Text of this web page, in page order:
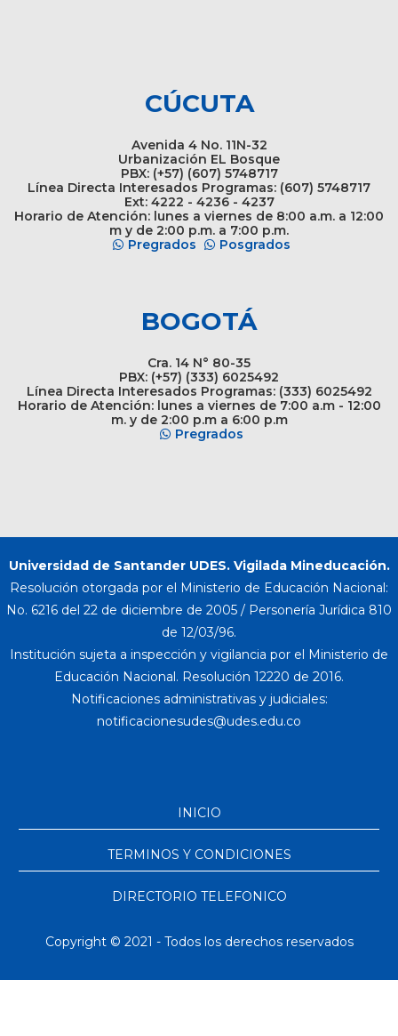
CÚCUTA
Avenida 4 No. 11N-32
Urbanización EL Bosque
PBX: (+57) (607) 5748717
Línea Directa Interesados Programas: (607) 5748717
Ext: 4222 - 4236 - 4237
Horario de Atención: lunes a viernes de 8:00 a.m. a 12:00
m y de 2:00 p.m. a 7:00 p.m.
Pregrados
Posgrados
BOGOTÁ
Cra. 14 N° 80-35
PBX: (+57) (333) 6025492
Línea Directa Interesados Programas: (333) 6025492
Horario de Atención: lunes a viernes de 7:00 a.m - 12:00
m. y de 2:00 p.m a 6:00 p.m
Pregrados
Universidad de Santander UDES. Vigilada Mineducación.
Resolución otorgada por el Ministerio de Educación Nacional:
No. 6216 del 22 de diciembre de 2005 / Personería Jurídica 810
de 12/03/96.
Institución sujeta a inspección y vigilancia por el Ministerio de
Educación Nacional. Resolución 12220 de 2016.
Notificaciones administrativas y judiciales:
INICIO
TERMINOS Y CONDICIONES
DIRECTORIO TELEFONICO
Copyright © 2021 - Todos los derechos reservados